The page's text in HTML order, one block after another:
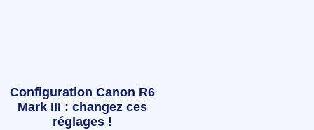
Configuration Canon R6
Mark III : changez ces
réglages !